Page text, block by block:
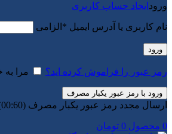
ورود ایجاد حساب کاربری
نام کاربری یا آدرس ایمیل * الزامی
ورود
رمز عبور را فراموش کرده اید؟ مرا به
ورود با رمز عبور یکبار مصرف
ارسال مجدد رمز عبور یکبار مصرف (00:
60
0 محصول 0 تومان